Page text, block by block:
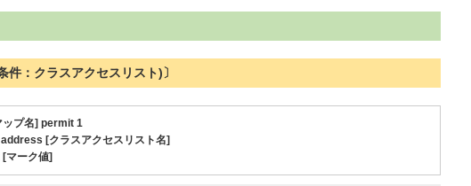
件：クラスアクセスリスト)〕
プ名] permit 1
[クラスアクセスリスト名]
マーク値]